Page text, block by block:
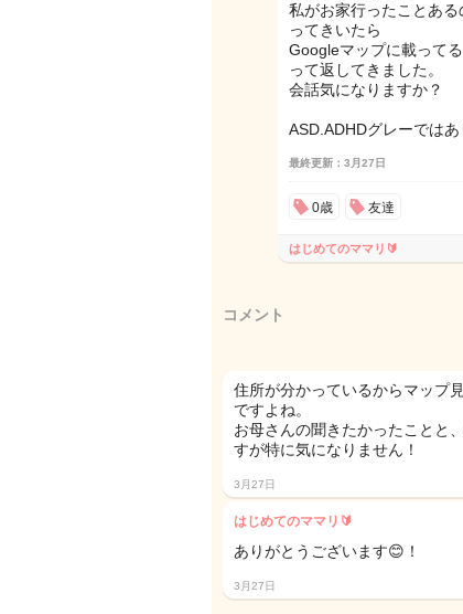
私がお家行ったことある
ってきいたら
Googleマップに載ってる
って返してきました。
会話気になりますか？
ASD.ADHDグレーではあ
最終更新：3月27日
0歳 友達
はじめてのママリ🔰
コメント
住所が分かっているからマップ
ですよね。
お母さんの聞きたかったことと
すが特に気になりません！
3月27日
はじめてのママリ🔰
ありがとうございます😊！
3月27日